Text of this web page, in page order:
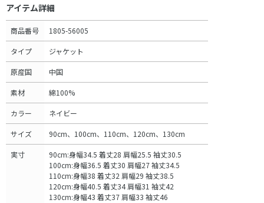
アイテム詳細
商品番号 1805-56005
タイプ ジャケット
原産国 中国
素材 綿100%
カラー ネイビー
サイズ 90cm、100cm、110cm、120cm、130cm
実寸
90cm:身幅34.5 着丈28 肩幅25.5 袖丈30.5
100cm:身幅36.5 着丈30 肩幅27 袖丈34.5
110cm:身幅38 着丈32 肩幅29 袖丈38.5
120cm:身幅40.5 着丈34 肩幅31 袖丈42
130cm:身幅43 着丈37 肩幅33 袖丈46